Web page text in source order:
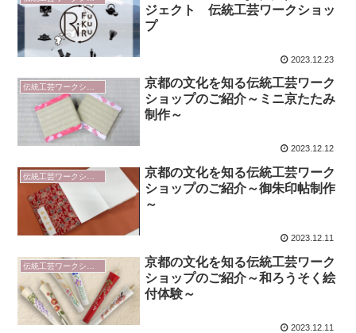
ジェクト 伝統工芸ワークショッ
プ
2023.12.23
伝統工芸ワークショップ
京都の文化を知る伝統工芸ワーク
ショップのご紹介～ミニ京たたみ
制作～
2023.12.12
京都の文化を知る伝統工芸ワーク
ショップのご紹介～御朱印帖制作
～
2023.12.11
京都の文化を知る伝統工芸ワーク
ショップのご紹介～和ろうそく絵
付体験～
2023.12.11